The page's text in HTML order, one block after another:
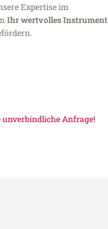
Expertise im
Ihr wertvolles Instrument
unverbindliche Anfrage!